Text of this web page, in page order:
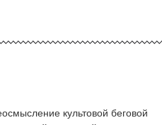
культовой беговой